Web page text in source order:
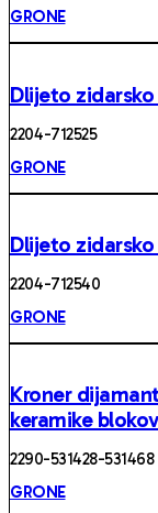
GRONE
Dlijeto zidarsko
2204 -712525
GRONE
Dlijeto zidarsko
2204 -712540
GRONE
Kroner
keramike
2290-531428-531468
GRONE